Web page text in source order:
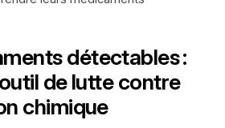
détectables :
de lutte contre
chimique